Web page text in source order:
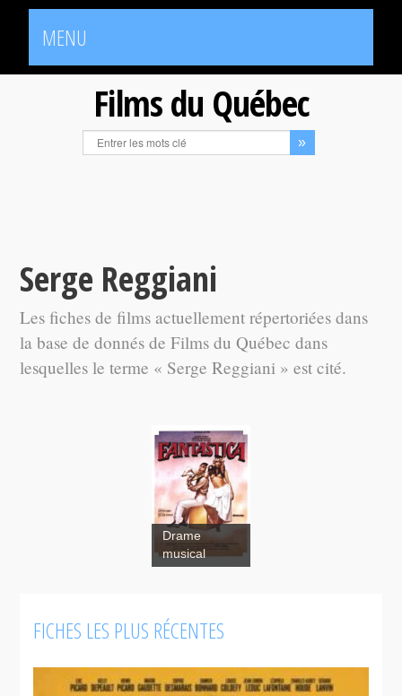
MENU
Films du Québec
Serge Reggiani
Les fiches de films actuellement répertoriées dans
la base de donnés de Films du Québec dans
lesquelles le terme « Serge Reggiani » est cité.
Fantastica
Drame
musical
FICHES LES PLUS RÉCENTES